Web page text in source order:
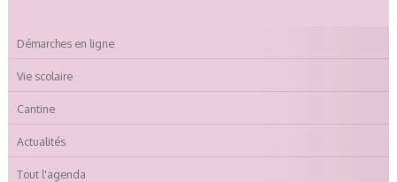
Démarches en ligne
Vie scolaire
Cantine
Actualités
Tout l'agenda